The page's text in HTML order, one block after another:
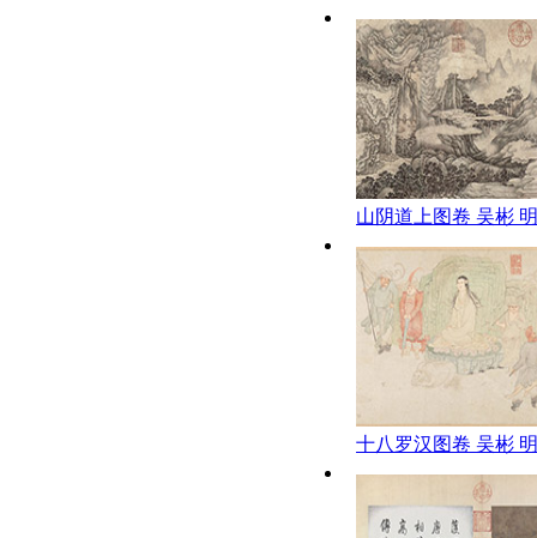
山阴道上图卷 吴彬
十八罗汉图卷 吴彬